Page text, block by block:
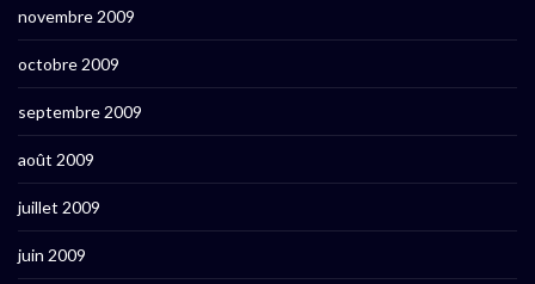
novembre 2009
octobre 2009
septembre 2009
août 2009
juillet 2009
juin 2009